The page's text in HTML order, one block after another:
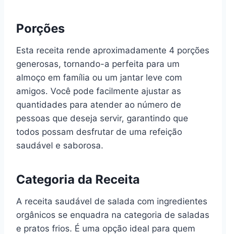
Porções
Esta receita rende aproximadamente 4 porções
generosas, tornando-a perfeita para um
almoço em família ou um jantar leve com
amigos. Você pode facilmente ajustar as
quantidades para atender ao número de
pessoas que deseja servir, garantindo que
todos possam desfrutar de uma refeição
saudável e saborosa.
Categoria da Receita
A receita saudável de salada com ingredientes
orgânicos se enquadra na categoria de saladas
e pratos frios. É uma opção ideal para quem